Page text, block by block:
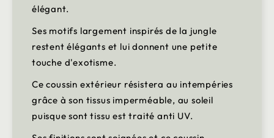
élégant.
Ses motifs largement inspirés de la jungle
restent élégants et lui donnent une petite
touche d'exotisme.
Ce coussin extérieur résistera au intempéries
grâce à son tissus imperméable, au soleil
puisque sont tissu est traité anti UV.